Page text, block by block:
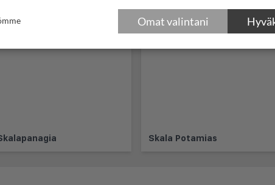
Skala Potamias
Omat valintani